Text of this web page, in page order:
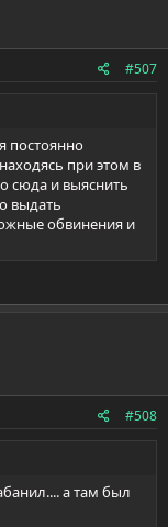
#507
постоянно
при этом в
сюда и выяснить
выдать
обвинения и
#508
а там был